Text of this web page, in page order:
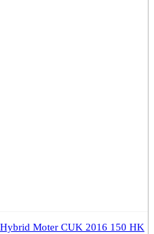
Moter CUK 2016 150 HK